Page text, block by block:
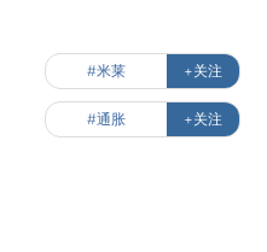
#米莱 +关注
#通胀 +关注